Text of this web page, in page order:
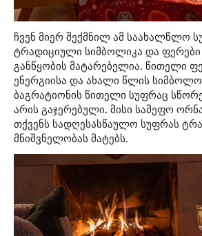
ჩვენ მიერ შექმნილ ამ საახალწლო
ტრადიციული სიმბოლიკა და
განწყობის მატარებელია. წითელი
ენერგიისა და ახალი წლის
ბაგრატიონის წითელი სუფრაც
არის გაჯერებული. მისი სამეფო
თქვენს სადღესასწაულო სუფრას
მნიშვნელობას მატებს.